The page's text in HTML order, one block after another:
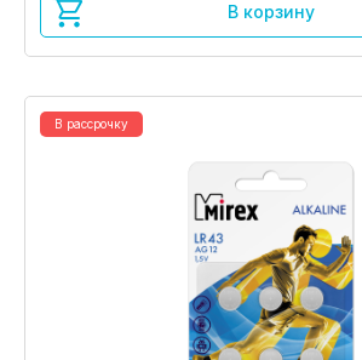
В корзину
В рассрочку